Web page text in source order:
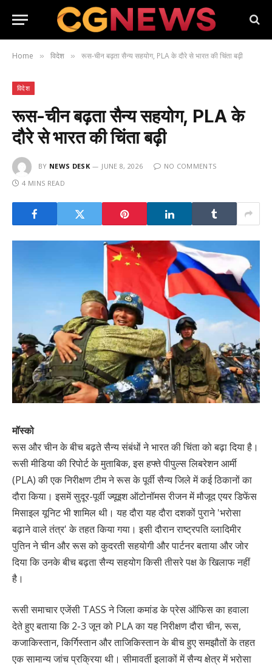
Home » विदेश » रूस-चीन बढ़ता सैन्य सहयोग, PLA के दौरे से भारत की चिंता बढ़ी
विदेश
रूस-चीन बढ़ता सैन्य सहयोग, PLA के
दौरे से भारत की चिंता बढ़ी
BY NEWS DESK JUNE 8, 2026
NO COMMENTS
4 MINS READ
मॉस्को
रूस और चीन के बीच बढ़ते सैन्य संबंधों ने भारत की चिंता को बढ़ा दिया है।
रूसी मीडिया की रिपोर्ट के मुताबिक, इस हफ्ते पीपुल्स लिबरेशन आर्मी
(PLA) की एक निरीक्षण टीम ने रूस के पूर्वी सैन्य जिले में कई ठिकानों का
दौरा किया। इसमें सुदूर-पूर्वी ज्यूइश ऑटोनॉमस रीजन में मौजूद एयर डिफेंस
मिसाइल यूनिट भी शामिल थी। यह दौरा यह दौरा दशकों पुराने 'भरोसा
बढ़ाने वाले तंत्र' के तहत किया गया। इसी दौरान राष्ट्रपति व्लादिमीर
पुतिन ने चीन और रूस को कुदरती सहयोगी और पार्टनर बताया और जोर
दिया कि उनके बीच बढ़ता सैन्य सहयोग किसी तीसरे पक्ष के खिलाफ नहीं
है।
रूसी समाचार एजेंसी TASS ने जिला कमांड के प्रेस ऑफिस का हवाला
देते हुए बताया कि 2-3 जून को PLA का यह निरीक्षण दौरा चीन, रूस,
कजाकिस्तान, किर्गिस्तान और ताजिकिस्तान के बीच हुए समझौतों के तहत
एक सामान्य जांच प्रक्रिया थी। सीमावर्ती इलाकों में सैन्य क्षेत्र में भरोसा